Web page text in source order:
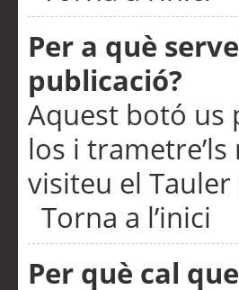
Per a què
publicació?
Aquest botó us
los i
visiteu el
Torna a l’inici
Per què cal